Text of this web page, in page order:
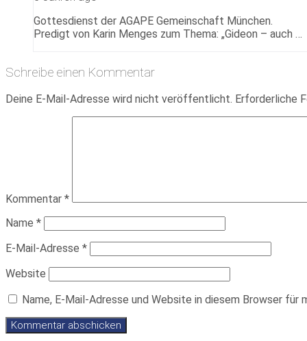
Gottesdienst der AGAPE Gemeinschaft München.
Predigt von Karin Menges zum Thema: „Gideon – auch …
Schreibe einen Kommentar
Deine E-Mail-Adresse wird nicht veröffentlicht. Erforderliche
Kommentar *
Name *
E-Mail-Adresse *
Website
Name, E-Mail-Adresse und Website in diesem Browser für